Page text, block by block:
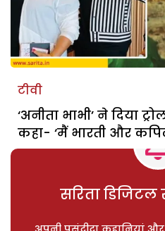
टीवी
‘अनीता भाभी’ ने दिया
कहा- ‘मैं भारती और
सरिता